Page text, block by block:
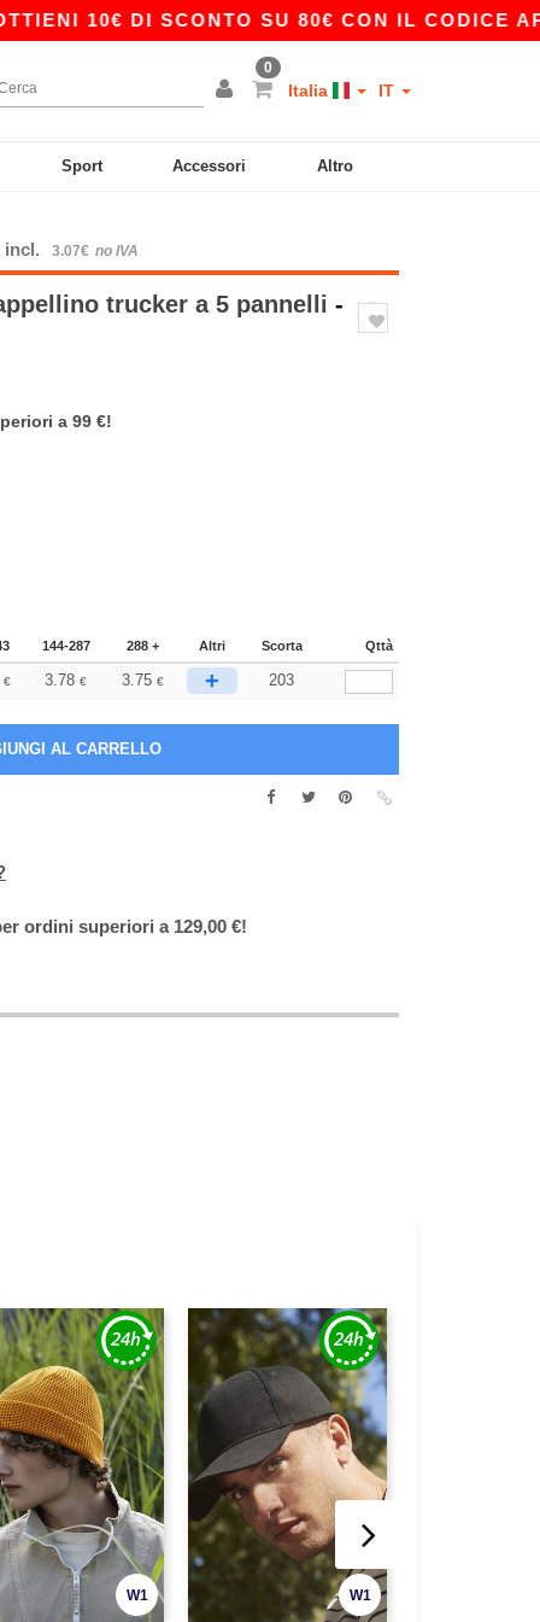
10€ DI SCONTO SU 80€ CON IL CODICE APP10
0
Italia IT
Sport Accessori Altro
incl. 3.07€ no IVA
trucker a 5 pannelli -
a 99 €!
144-287 288 + Altri Scorta Qttà
€ 3.78 € 3.75 € + 203
ordini superiori a 129,00 €!
W1 W1